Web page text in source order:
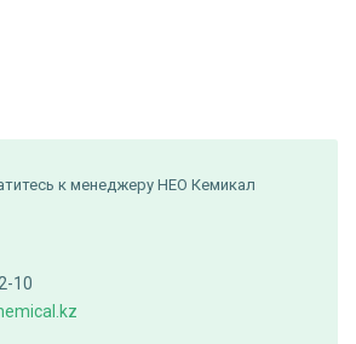
к менеджеру НЕО Кемикал
10